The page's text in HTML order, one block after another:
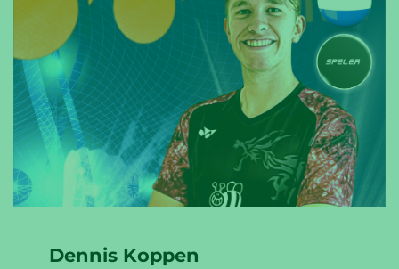
Dennis Koppen